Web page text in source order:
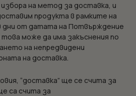
на метод за доставка, и
продукта в рамките на
дни от датата на Потвърждение
може да има закъснения по
на непредвидени
на доставка.
“доставка” ще се счита за
са счита за